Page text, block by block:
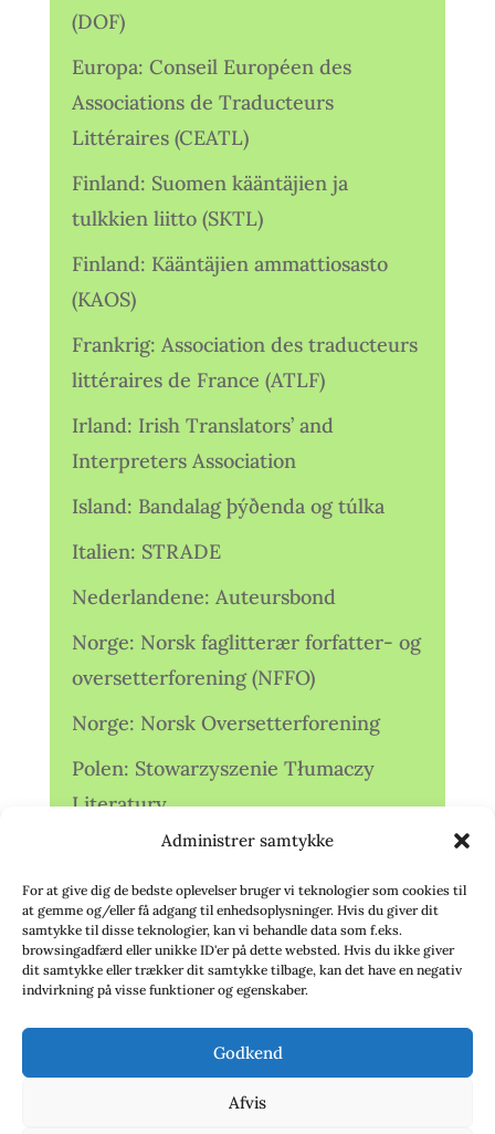
Administrer samtykke
For at give dig de bedste oplevelser bruger vi teknologier som cookies til
at gemme og/eller få adgang til enhedsoplysninger. Hvis du giver dit
samtykke til disse teknologier, kan vi behandle data som f.eks.
browsingadfærd eller unikke ID'er på dette websted. Hvis du ikke giver
dit samtykke eller trækker dit samtykke tilbage, kan det have en negativ
indvirkning på visse funktioner og egenskaber.
Godkend
Afvis
(DOF)
Europa: Conseil Européen des
Associations de Traducteurs
Littéraires (CEATL)
Finland: Suomen kääntäjien ja
tulkkien liitto (SKTL)
Finland: Kääntäjien ammattiosasto
(KAOS)
Frankrig: Association des traducteurs
littéraires de France (ATLF)
Irland: Irish Translators’ and
Interpreters Association
Island: Bandalag þýðenda og túlka
Italien: STRADE
Nederlandene: Auteursbond
Norge: Norsk faglitterær forfatter- og
oversetterforening (NFFO)
Norge: Norsk Oversetterforening
Polen: Stowarzyszenie Tłumaczy
Literatury
Storbritannien: Translators
Association (TA)
Sverige: Översättarsektionen (Ö.)
Sverige: Översättarcentrum (ÖC)
deutschsprachiger Übersetzer (VdÜ)